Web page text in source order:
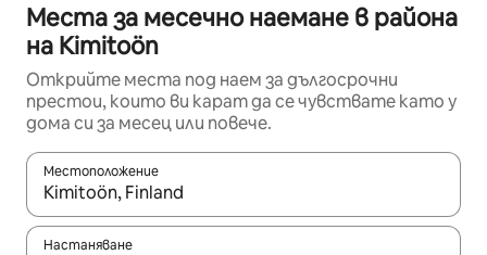
Места за месечно наемане в района
на Kimitoön
Открийте места под наем за дългосрочни
престои, които ви карат да се чувствате като у
дома си за месец или повече.
Местоположение
Когато резултатите се покажат, използвайте
Настаняване